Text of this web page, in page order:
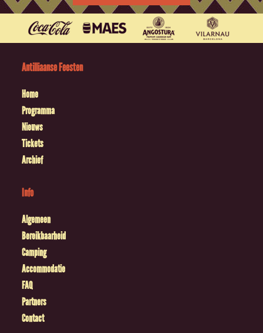
Antilliaanse Feesten
Home
Programma
Nieuws
Tickets
Archief
Info
Algemeen
Bereikbaarheid
Camping
Accommodatie
FAQ
Partners
Contact